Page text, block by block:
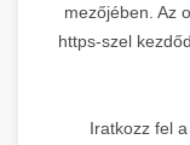
mezőjében. Az
https-szel
Iratkozz fel